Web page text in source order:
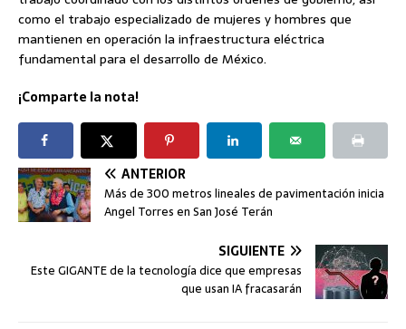
como el trabajo especializado de mujeres y hombres que
mantienen en operación la infraestructura eléctrica
fundamental para el desarrollo de México.
¡Comparte la nota!
ANTERIOR
Más de 300 metros lineales de pavimentación inicia
Angel Torres en San José Terán
SIGUIENTE
Este GIGANTE de la tecnología dice que empresas
que usan IA fracasarán